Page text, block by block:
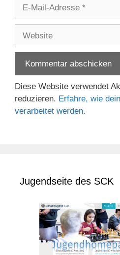
Adresse
Diese Website verwendet
reduzieren. Erfahre, wie
verarbeitet werden.
Jugendseite des SCK